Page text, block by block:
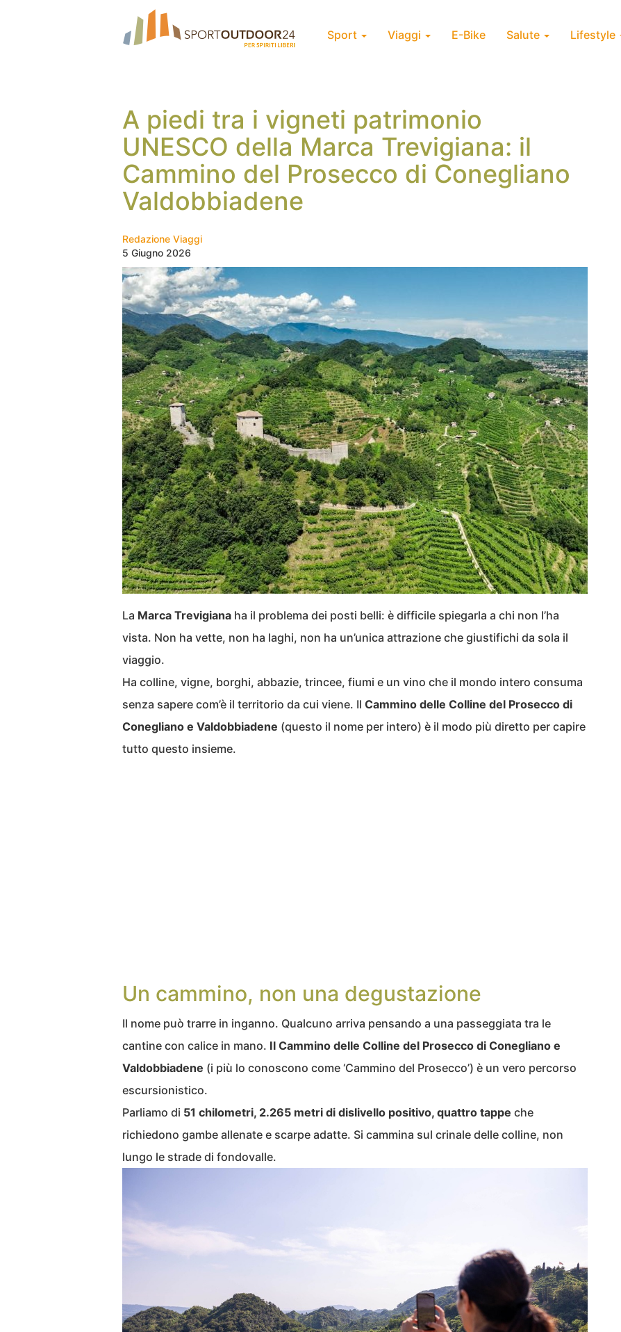
Sport Viaggi E-Bike Salute Lifestyle
A piedi tra i vigneti patrimonio
UNESCO della Marca Trevigiana: il
Cammino del Prosecco di Conegliano
Valdobbiadene
Redazione Viaggi
5 Giugno 2026
La Marca Trevigiana ha il problema dei posti belli: è difficile spiegarla a chi non l’ha
vista. Non ha vette, non ha laghi, non ha un’unica attrazione che giustifichi da sola il
viaggio.
Ha colline, vigne, borghi, abbazie, trincee, fiumi e un vino che il mondo intero consuma
senza sapere com’è il territorio da cui viene. Il Cammino delle Colline del Prosecco di
Conegliano e Valdobbiadene (questo il nome per intero) è il modo più diretto per capire
tutto questo insieme.
Un cammino, non una degustazione
Il nome può trarre in inganno. Qualcuno arriva pensando a una passeggiata tra le
cantine con calice in mano. Il Cammino delle Colline del Prosecco di Conegliano e
Valdobbiadene (i più lo conoscono come ‘Cammino del Prosecco’) è un vero percorso
escursionistico.
Parliamo di 51 chilometri, 2.265 metri di dislivello positivo, quattro tappe che
richiedono gambe allenate e scarpe adatte. Si cammina sul crinale delle colline, non
lungo le strade di fondovalle.